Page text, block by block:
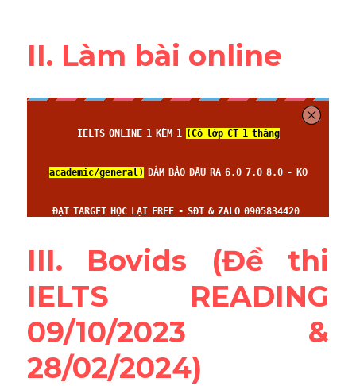
II. Làm bài online
III. Bovids (Đề thi
IELTS READING
09/10/2023 &
28/02/2024)